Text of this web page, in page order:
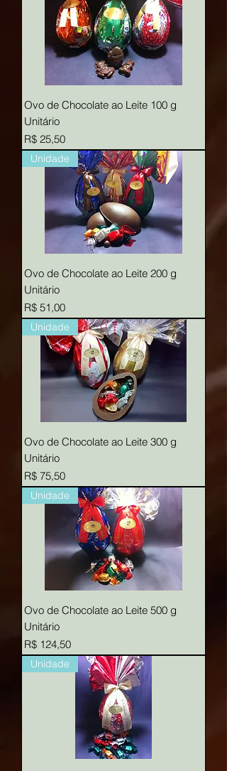
Ovo de Chocolate ao Leite 100 g
Unitário
Preço
R$ 25,50
Unidade
Ovo de Chocolate ao Leite 200 g
Unitário
Preço
R$ 51,00
Unidade
Ovo de Chocolate ao Leite 300 g
Unitário
Preço
R$ 75,50
Unidade
Ovo de Chocolate ao Leite 500 g
Unitário
Preço
R$ 124,50
Unidade